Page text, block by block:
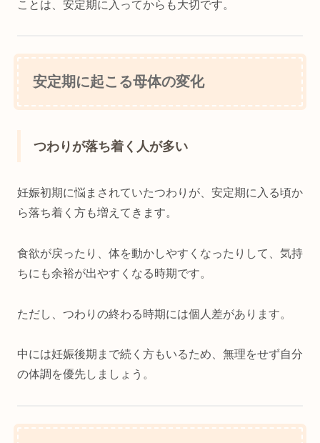
ことは、安定期に入ってからも大切です。
安定期に起こる母体の変化
つわりが落ち着く人が多い
妊娠初期に悩まされていたつわりが、安定期に入る頃か
ら落ち着く方も増えてきます。
食欲が戻ったり、体を動かしやすくなったりして、気持
ちにも余裕が出やすくなる時期です。
ただし、つわりの終わる時期には個人差があります。
中には妊娠後期まで続く方もいるため、無理をせず自分
の体調を優先しましょう。